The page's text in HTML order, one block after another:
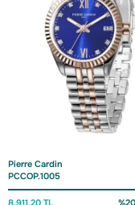
Pierre Cardin
PCCOP.1005